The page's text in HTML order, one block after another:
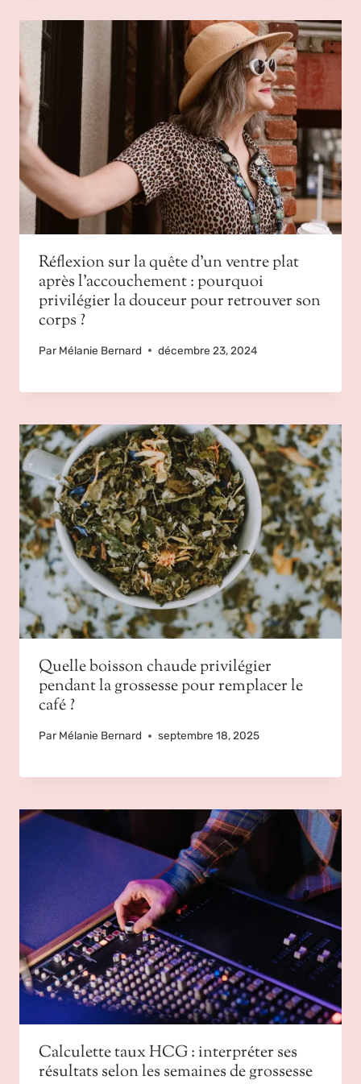
Réflexion sur la quête d’un ventre plat
après l’accouchement : pourquoi
privilégier la douceur pour retrouver son
corps ?
Par Mélanie Bernard décembre 23, 2024
Quelle boisson chaude privilégier
pendant la grossesse pour remplacer le
café ?
Par Mélanie Bernard septembre 18, 2025
Calculette taux HCG : interpréter ses
résultats selon les semaines de grossesse